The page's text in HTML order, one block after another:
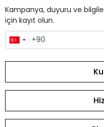
Kampanya, duyuru ve
için kayıt olun.